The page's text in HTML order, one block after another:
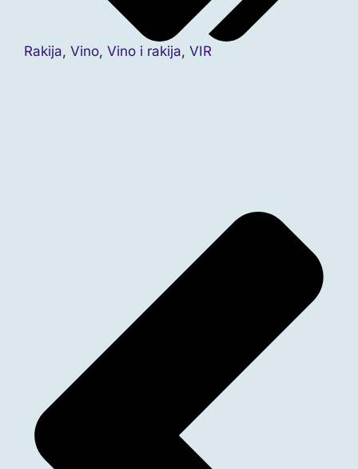
Rakija, Vino, Vino i rakija, VIR